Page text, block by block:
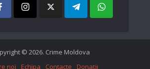
© 2026. Crime Moldova
noi
Echipa Contacte Donații